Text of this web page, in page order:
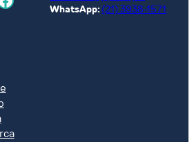
WhatsApp: (21) 3938-1571